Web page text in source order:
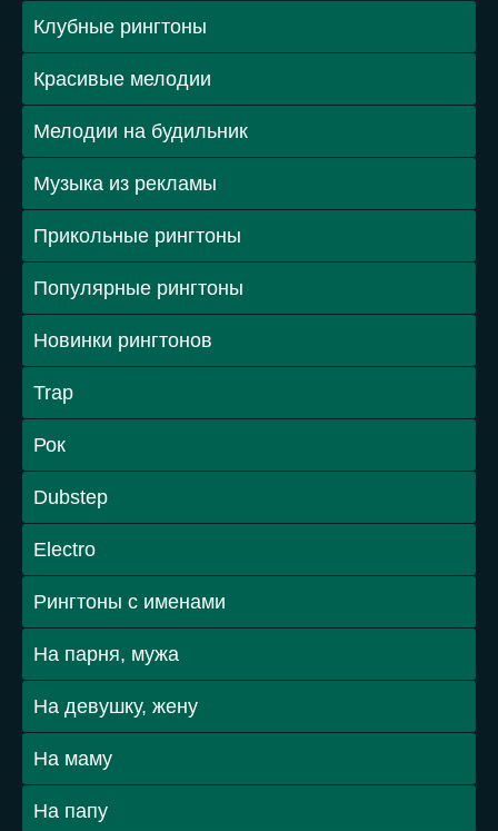
Клубные рингтоны
Красивые мелодии
Мелодии на будильник
Музыка из рекламы
Прикольные рингтоны
Популярные рингтоны
Новинки рингтонов
Trap
Рок
Dubstep
Electro
Рингтоны с именами
На парня, мужа
На девушку, жену
На маму
На папу